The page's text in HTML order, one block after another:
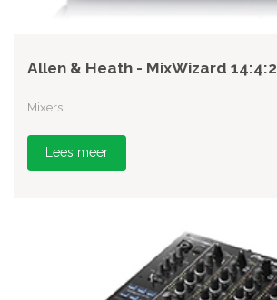
Allen & Heath - MixWizard 14:4:2
Mixers
Lees meer